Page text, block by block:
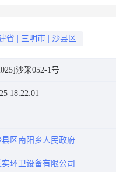
省 三明市 沙县区
沙采052-1号
18:22:01
县区南阳乡人民政府
环卫设备有限公司